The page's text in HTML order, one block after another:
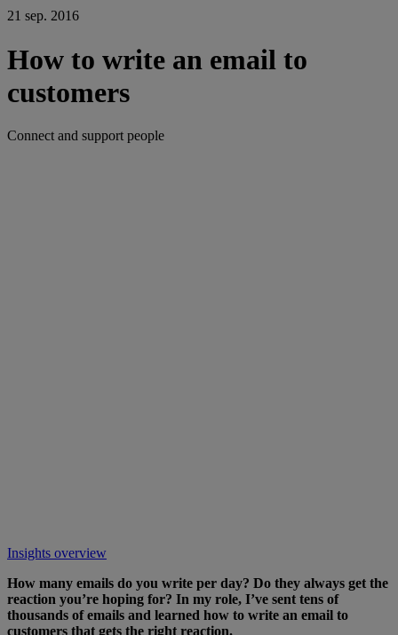
21 sep. 2016
How to write an email to
customers
Connect and support people
Insights overview
How many emails do you write per day? Do they always get the
reaction you’re hoping for? In my role, I’ve sent tens of
thousands of emails and learned how to write an email to
customers that gets the right reaction.